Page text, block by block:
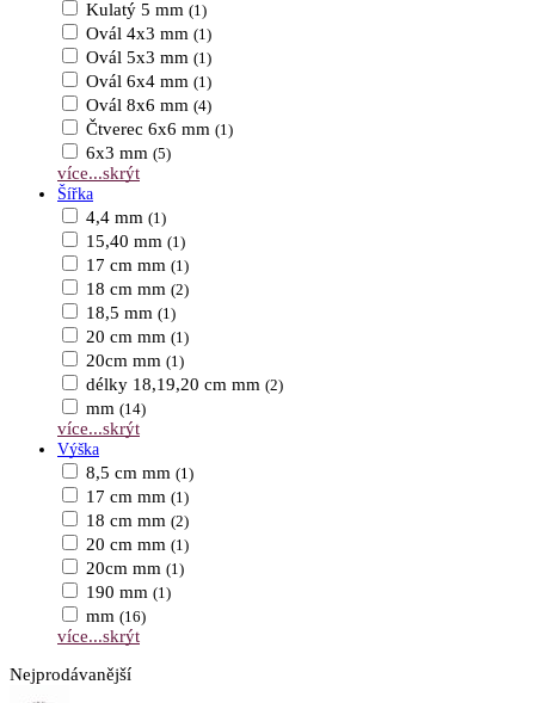
Kulatý 5 mm (1)
Ovál 4x3 mm (1)
Ovál 5x3 mm (1)
Ovál 6x4 mm (1)
Ovál 8x6 mm (4)
Čtverec 6x6 mm (1)
6x3 mm (5)
více...skrýt
Šířka
4,4 mm (1)
15,40 mm (1)
17 cm mm (1)
18 cm mm (2)
18,5 mm (1)
20 cm mm (1)
20cm mm (1)
délky 18,19,20 cm mm (2)
mm (14)
více...skrýt
Výška
8,5 cm mm (1)
17 cm mm (1)
18 cm mm (2)
20 cm mm (1)
20cm mm (1)
190 mm (1)
mm (16)
více...skrýt
Nejprodávanější